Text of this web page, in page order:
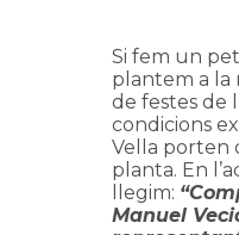
Si fem un
plantem a la
de festes de
condicions
Vella porten
planta. En
llegim:
Manuel